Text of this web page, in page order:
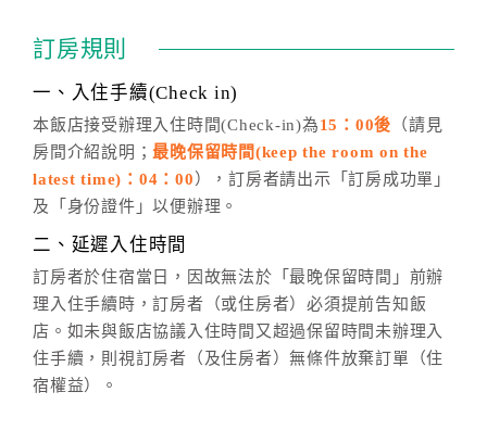
話方式異動訂單。
※非客服時間之申辦異動，皆為次日計算及辦理。
五、客服時間
週一至週日，上午9:00～晚上6:00
六、聯絡方式
(07)9682715 。
訂房規則
一、入住手續(Check in)
本飯店接受辦理入住時間(Check-in)為15：00後 （請見
房間介紹說明；最晚保留時間(keep the room on the
latest time)：04：00 ），訂房者請出示「訂房成功單」
及「身份證件」以便辦理。
二、延遲入住時間
訂房者於住宿當日，因故無法於「最晚保留時間」前辦
理入住手續時，訂房者（或住房者）必須提前告知飯
店。如未與飯店協議入住時間又超過保留時間未辦理入
住手續，則視訂房者（及住房者）無條件放棄訂單（住
宿權益）。